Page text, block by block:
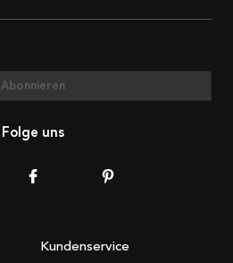
Abonnieren
Folge uns
Kundenservice